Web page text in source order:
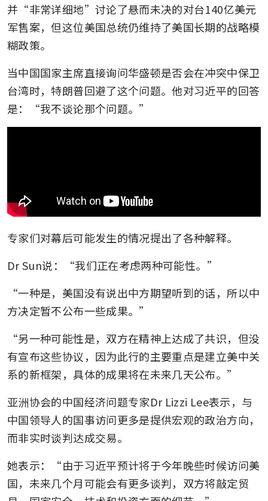
并“非常详细地”讨论了悬而未决的对台140亿美元
军售案，但这位美国总统仍维持了美国长期的战略模
糊政策。
当中国国家主席直接询问华盛顿是否会在冲突中保卫
台湾时，特朗普回避了这个问题。他对习近平的回答
是：“我不谈论那个问题。”
专家们对幕后可能发生的情况提出了各种解释。
Dr Sun说：“我们正在考虑两种可能性。”
“一种是，美国没有说出中方期望听到的话，所以中
方决定暂不公布一些成果。”
“另一种可能性是，双方在精神上达成了共识，但没
有宣布这些协议，因为此行的主要重点是建立美中关
系的新框架，具体的成果将在未来几天公布。”
亚洲协会的中国经济问题专家Dr Lizzi Lee表示，与
中国领导人的国事访问更多是提供宏观的政治方向，
而非实时谈判达成交易。
她表示：“由于习近平预计将于今年晚些时候访问美
国，未来几个月可能会有更多谈判，双方将敲定贸